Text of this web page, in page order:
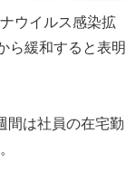
ウイルス感染拡
ら緩和すると表明
間は社員の在宅勤